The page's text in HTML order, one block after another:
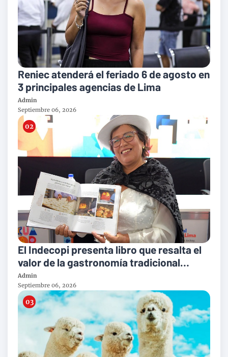
Reniec atenderá el feriado 6 de agosto en
3 principales agencias de Lima
Admin
Septiembre 06, 2026
El Indecopi presenta libro que resalta el
valor de la gastronomía tradicional
peruana
Admin
Septiembre 06, 2026